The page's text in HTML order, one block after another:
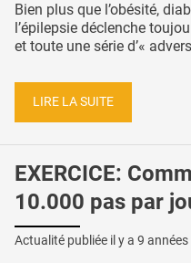
Bien plus que l’obésité,
l’épilepsie déclenche
et toute une série d’«
LIRE LA SUITE
EXERCICE:
10.000 pas par
Actualité publiée il y a 9